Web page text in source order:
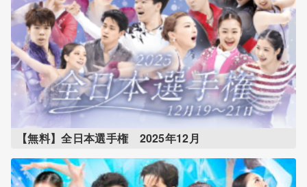
【無料】全日本選手権 2025年12月